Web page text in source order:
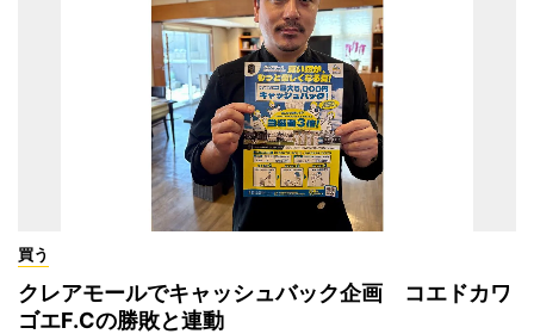
買う
クレアモールでキャッシュバック企画 コエドカワ
ゴエF.Cの勝敗と連動